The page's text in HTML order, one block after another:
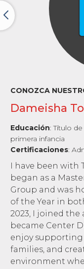
CONOZCA
Dameisha
Educación:Título
primera infancia
Certificaciones:
I have been with
began as a
Group and was
of the Year in
2023, I joined
became Center
enjoy
families, and
environment